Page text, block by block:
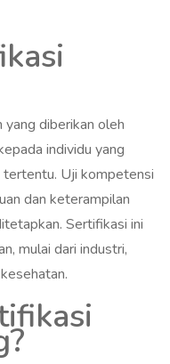
diberikan oleh
individu yang
Uji kompetensi
dan keterampilan
Sertifikasi ini
mulai dari industri,